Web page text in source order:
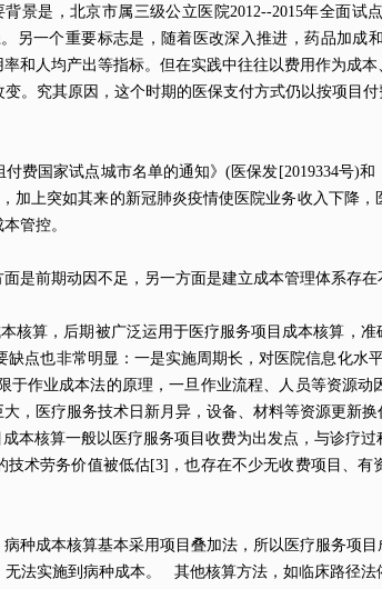
景是，北京市属三级公立医院2012--2015年全面
另一个重要标志是，随着医改深入推进，药品加成
和人均产出等指标。但在实践中往往以费用作为成
。究其原因，这个时期的医保支付方式仍以按项目
费国家试点城市名单的通知》(医保发[2019334号)
加上突如其来的新冠肺炎疫情使医院业务收入下降
本管控。
是前期动因不足，另一方面是建立成本管理体系存
核算，后期被广泛运用于医疗服务项目成本核算，
点也非常明显：一是实施周期长，对医院信息化水
作业成本法的原理，一旦作业流程、人员等资源
，医疗服务技术日新月异，设备、材料等资源更新
核算一般以医疗服务项目收费为出发点，与诊疗过
术劳务价值被低估[3]，也存在不少无收费项目、
种成本核算基本采用项目叠加法，所以医疗服务项
法实施到病种成本。 其他核算方法，如临床路径